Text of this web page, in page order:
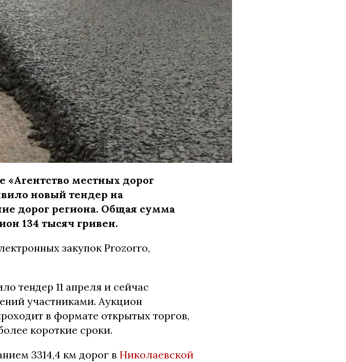
«Агентство местных дорог
новый тендер на
дорог региона. Общая сумма
134 тысяч гривен.
закупок Prozorro,
тендер 11 апреля и сейчас
участниками. Аукцион
в формате открытых торгов,
короткие сроки.
3314,4 км дорог в Николаевской